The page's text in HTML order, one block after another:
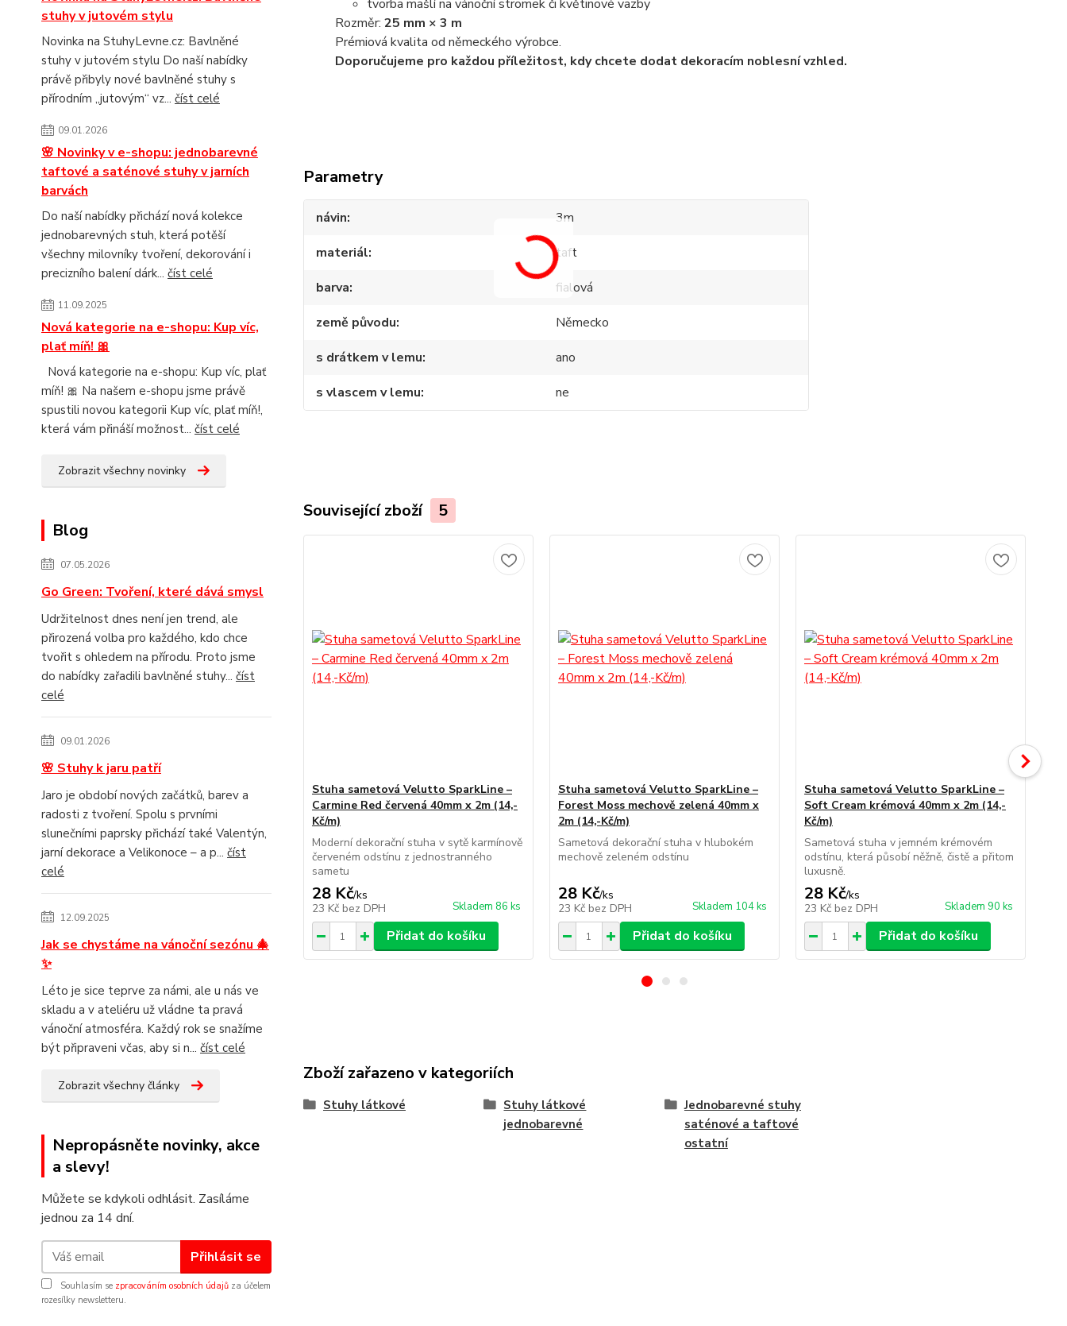
stuhy v jutovém stylu
Novinka na StuhyLevne.cz: Bavlněné
stuhy v jutovém stylu Do naší nabídky
právě přibyly nové bavlněné stuhy s
přírodním „jutovým“ vz... číst celé
09.01.2026
🌸 Novinky v e-shopu: jednobarevné
taftové a saténové stuhy v jarních
barvách
Do naší nabídky přichází nová kolekce
jednobarevných stuh, která potěší
všechny milovníky tvoření, dekorování i
precizního balení dárk... číst celé
11.09.2025
Nová kategorie na e-shopu: Kup víc,
plať míň! 🎀
Nová kategorie na e-shopu: Kup víc, plať
míň! 🎀 Na našem e-shopu jsme právě
spustili novou kategorii Kup víc, plať míň!,
která vám přináší možnost... číst celé
Zobrazit všechny novinky
Blog
07.05.2026
Go Green: Tvoření, které dává smysl
Udržitelnost dnes není jen trend, ale
přirozená volba pro každého, kdo chce
tvořit s ohledem na přírodu. Proto jsme
do nabídky zařadili bavlněné stuhy... číst
celé
09.01.2026
🌸 Stuhy k jaru patří
Jaro je období nových začátků, barev a
radosti z tvoření. Spolu s prvními
slunečními paprsky přichází také Valentýn,
jarní dekorace a Velikonoce – a p... číst
celé
12.09.2025
Jak se chystáme na vánoční sezónu 🎄
✨
Léto je sice teprve za námi, ale u nás ve
skladu a v ateliéru už vládne ta pravá
vánoční atmosféra. Každý rok se snažíme
být připraveni včas, aby si n... číst celé
Zobrazit všechny články
Nepropásněte novinky, akce
a slevy!
Můžete se kdykoli odhlásit. Zasíláme
jednou za 14 dní.
Přihlásit se
Souhlasím se zpracováním osobních údajů za účelem
rozesílky newsletteru.
tvorba mašlí na vánoční stromek či květinové vazby
Rozměr: 25 mm × 3 m
Prémiová kvalita od německého výrobce.
Doporučujeme pro každou příležitost, kdy chcete dodat dekoracím noblesní vzhled.
Parametry
návin
3m
materiál
taft
barva
fialová
země původu
Německo
s drátkem v lemu
ano
s vlascem v lemu
ne
Související zboží 5
Stuha sametová Velutto SparkLine –
Carmine Red červená 40mm x 2m (14,-
Kč/m)
Moderní dekorační stuha v sytě karmínově
červeném odstínu z jednostranného
sametu
28 Kč/ks
23 Kč bez DPH Skladem 86 ks
Přidat do košíku
Stuha sametová Velutto SparkLine –
Forest Moss mechově zelená 40mm x
2m (14,-Kč/m)
Sametová dekorační stuha v hlubokém
mechově zeleném odstínu
28 Kč/ks
23 Kč bez DPH Skladem 104 ks
Přidat do košíku
Stuha sametová Velutto SparkLine –
Soft Cream krémová 40mm x 2m (14,-
Kč/m)
Sametová stuha v jemném krémovém
odstínu, která působí něžně, čistě a přitom
luxusně.
28 Kč/ks
23 Kč bez DPH Skladem 90 ks
Přidat do košíku
Zboží zařazeno v kategoriích
Stuhy látkové
Stuhy látkové
jednobarevné
Jednobarevné stuhy
saténové a taftové
ostatní